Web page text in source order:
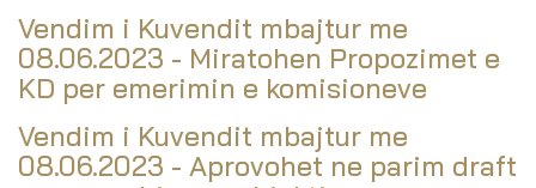
Vendim i Kuvendit mbajtur me
08.06.2023 - Miratohen Propozimet e
KD per emerimin e komisioneve
Vendim i Kuvendit mbajtur me
08.06.2023 - Aprovohet ne parim draft